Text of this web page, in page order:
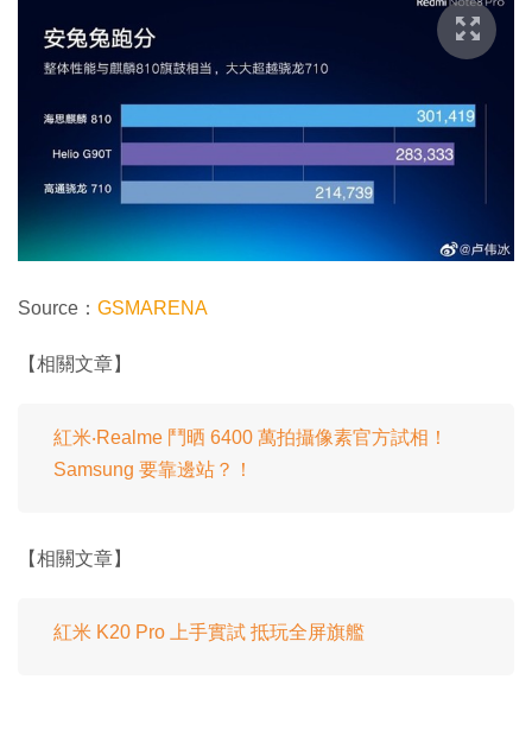
Source： GSMARENA
【相關文章】
紅米‧Realme 鬥晒 6400 萬拍攝像素官方試相！
Samsung 要靠邊站？！
【相關文章】
紅米 K20 Pro 上手實試 抵玩全屏旗艦